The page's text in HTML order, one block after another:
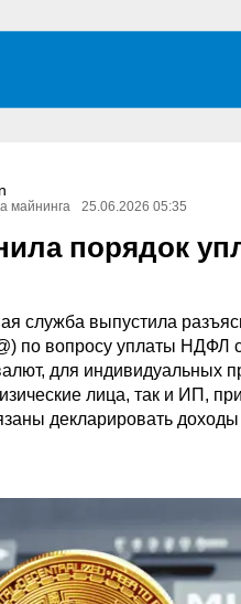
майнинга 25.06.2026 05:35
порядок
служба выпустила
по вопросу уплаты НДФЛ
для индивидуальных
лица, так и ИП,
декларировать